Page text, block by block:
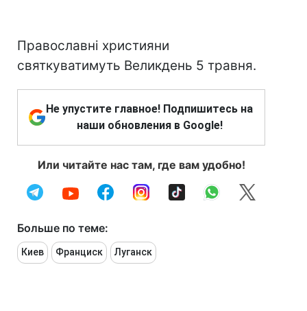
Православні християни
святкуватимуть Великдень 5 травня.
Не упустите главное! Подпишитесь на
наши обновления в Google!
Или читайте нас там, где вам удобно!
Больше по теме:
Киев Франциск Луганск